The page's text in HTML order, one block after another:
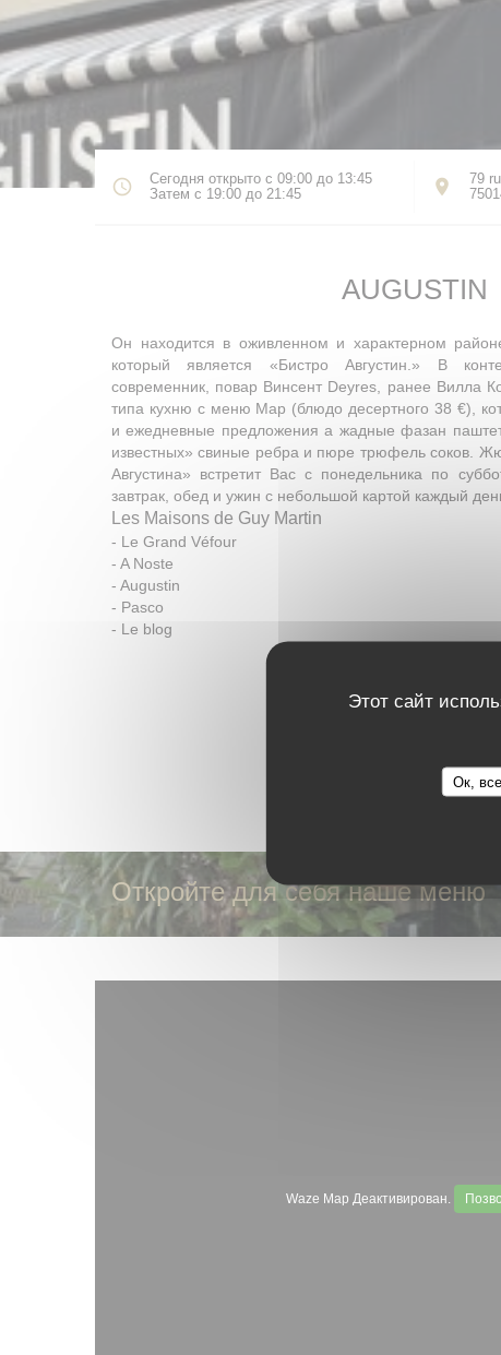
Этот сайт
Ок,
Сегодня открыто с 09:00 до 13:45
Затем с 19:00 до 21:45
79
AUGUSTIN
Он находится в оживленном и характерном
который является «Бистро Августин.» В
современник, повар Винсент Deyres, ранее Вилла
типа кухню с меню Map (блюдо десертного 38 €),
и ежедневные предложения а жадные фазан
известных» свиные ребра и пюре трюфель соков.
Августина» встретит Вас с понедельника по
завтрак, обед и ужин с небольшой картой каждый день
Les Maisons de Guy Martin
- Le Grand Véfour
- A Noste
- Augustin
- Pasco
- Le blog
Откройте для себя наше меню
Waze Map Деактивирован.